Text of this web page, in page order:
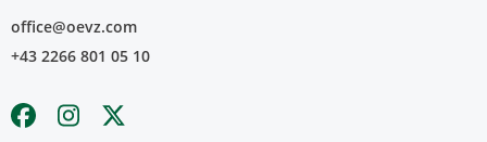
office@oevz.com
+43 2266 801 05 10